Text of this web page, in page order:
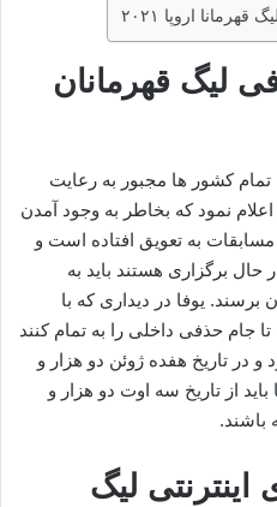
اروپا ۲۰۲۱
لیگ قهرمانان
کشور ها مجبور به رعایت
نمود که بخاطر به وجود آمدن
به تعویق افتاده است و
برگزاری هستند باید به
یوفا در دیداری که با
جام حذفی داخلی را به تمام کنند
و در تاریخ هفده ژوئن دو هزار و
از تاریخ سه اوت دو هزار و
باشند.
لیگ